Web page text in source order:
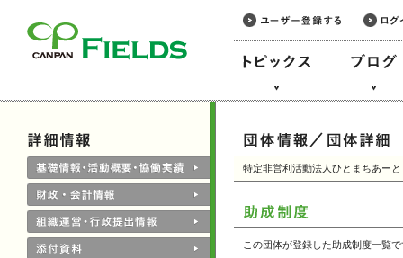
特定非営利活動法人ひとまちあーと
この団体が登録した助成制度一覧